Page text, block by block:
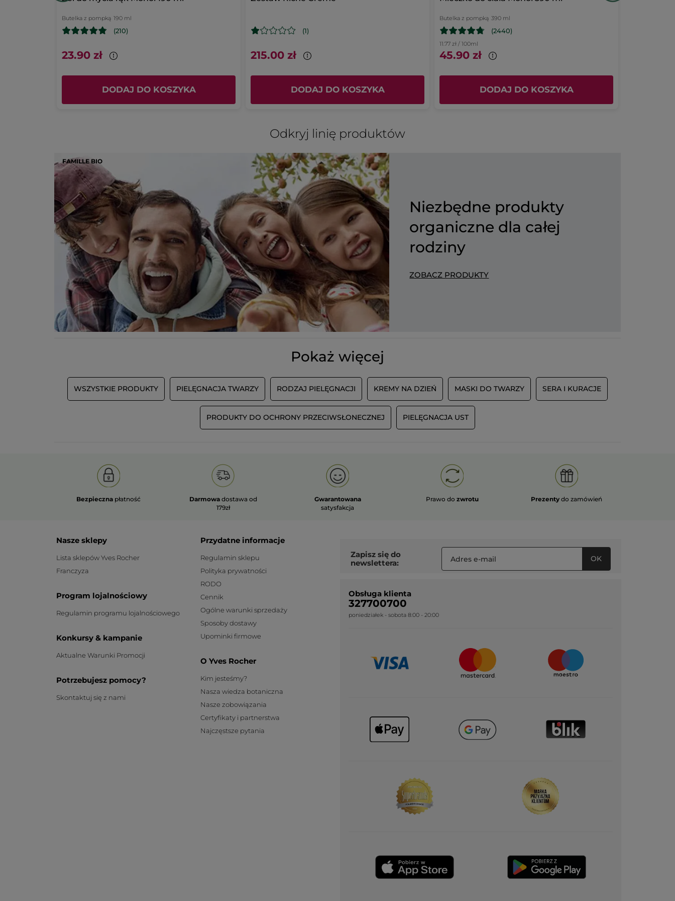
Butelka z pompką 190 ml
(210)
23.90 zł
DODAJ DO KOSZYKA
(1)
215.00 zł
DODAJ DO KOSZYKA
Butelka z pompką 390 ml
(2440)
11.77 zł / 100ml
45.90 zł
DODAJ DO KOSZYKA
Odkryj linię produktów
FAMILLE BIO
Niezbędne produkty
organiczne dla całej
rodziny
ZOBACZ PRODUKTY
Pokaż więcej
WSZYSTKIE PRODUKTY PIELĘGNACJA TWARZY RODZAJ PIELĘGNACJI KREMY NA DZIEŃ MASKI DO TWARZY SERA I KURACJE
PRODUKTY DO OCHRONY PRZECIWSŁONECZNEJ PIELĘGNACJA UST
Bezpieczna płatność Darmowa dostawa od
179zł
Gwarantowana
satysfakcja
Prawo do zwrotu Prezenty do zamówień
Nasze sklepy
Lista sklepów Yves Rocher
Franczyza
Program lojalnościowy
Regulamin programu lojalnościowego
Konkursy & kampanie
Aktualne Warunki Promocji
Potrzebujesz pomocy?
Skontaktuj się z nami
Przydatne informacje
Regulamin sklepu
Polityka prywatności
RODO
Cennik
Ogólne warunki sprzedaży
Sposoby dostawy
Upominki firmowe
O Yves Rocher
Kim jesteśmy?
Nasza wiedza botaniczna
Nasze zobowiązania
Certyfikaty i partnerstwa
Najczęstsze pytania
Zapisz się do
newslettera:
OK
Obsługa klienta
327700700
poniedziałek - sobota 8:00 - 20:00